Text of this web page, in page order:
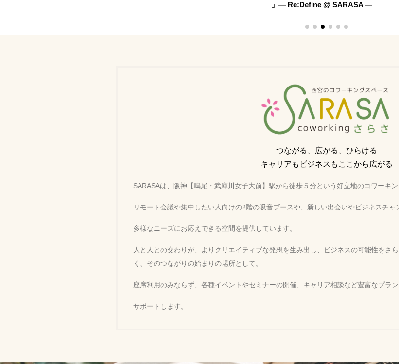
」— Re:Define @ SARASA —
つながる、広がる、ひらける
キャリアもビジネスもここから広がる
SARASAは、阪神【鳴尾・武庫川女子大前】駅から徒歩５分という好立地のコワーキン
リモート会議や集中したい人向けの2階の吸音ブースや、新しい出会いやビジネスチ
多様なニーズにお応えできる空間を提供しています。
人と人との交わりが、よりクリエイティブな発想を生み出し、ビジネスの可能性をさ
く、そのつながりの始まりの場所として。
座席利用のみならず、各種イベントやセミナーの開催、キャリア相談など豊富なプラ
サポートします。